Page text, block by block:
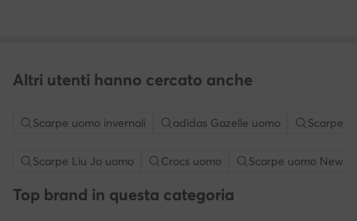
Altri utenti hanno cercato anche
Scarpe uomo invernali adidas Gazelle uomo Scarpe
Scarpe Liu Jo uomo Crocs uomo Scarpe uomo New
Top brand in questa categoria